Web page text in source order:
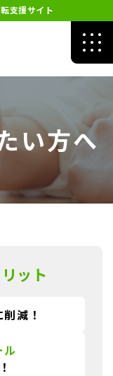
支援サイト
い方へ
ット
減！
ル